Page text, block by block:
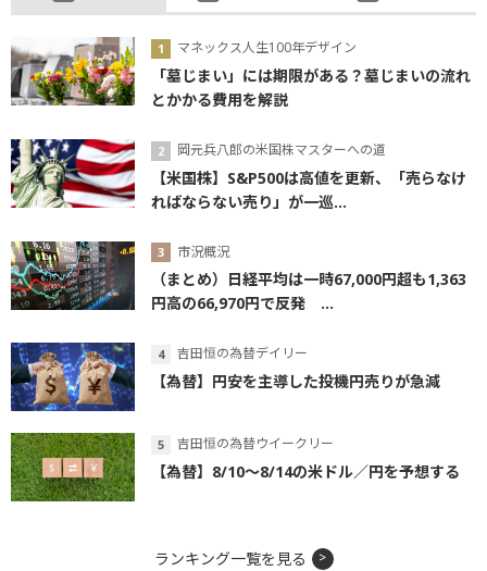
マネックス人生100年デザイン
「墓じまい」には期限がある？墓じまいの流れ
とかかる費用を解説
岡元兵八郎の米国株マスターへの道
【米国株】S&P500は高値を更新、「売らなけ
ればならない売り」が一巡...
市況概況
（まとめ）日経平均は一時67,000円超も1,363
円高の66,970円で反発 ...
吉田恒の為替デイリー
【為替】円安を主導した投機円売りが急減
吉田恒の為替ウイークリー
【為替】8/10～8/14の米ドル／円を予想する
ランキング一覧を見る